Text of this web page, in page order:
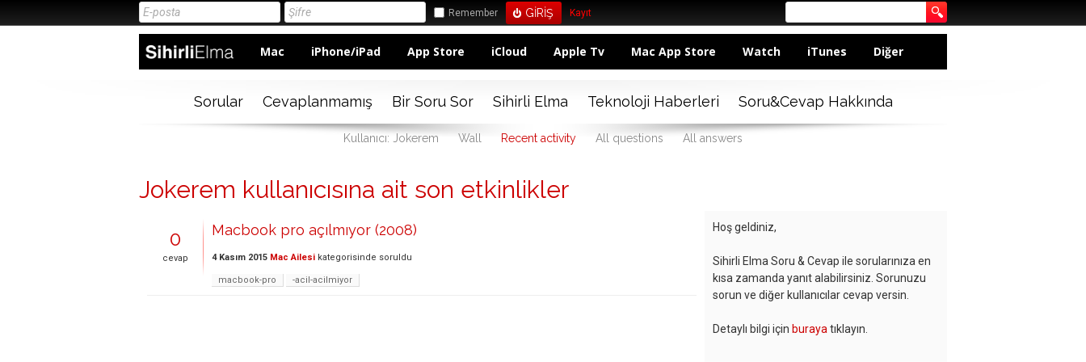
Remember Kayıt
Mac iPhone/iPad App Store iCloud Apple Tv Mac App Store Watch iTunes Diğer
Sorular Cevaplanmamış Bir Soru Sor Sihirli Elma Teknoloji Haberleri Soru&Cevap Hakkında
Kullanıcı: Jokerem Wall Recent activity All questions All answers
Jokerem kullanıcısına ait son etkinlikler
0
cevap
Macbook pro açılmıyor (2008)
4 Kasım 2015 Mac Ailesi kategorisinde soruldu
macbook-pro -acil-acilmiyor
Hoş geldiniz,
Sihirli Elma Soru & Cevap ile sorularınıza en
kısa zamanda yanıt alabilirsiniz. Sorunuzu
sorun ve diğer kullanıcılar cevap versin.
Detaylı bilgi için buraya tıklayın.